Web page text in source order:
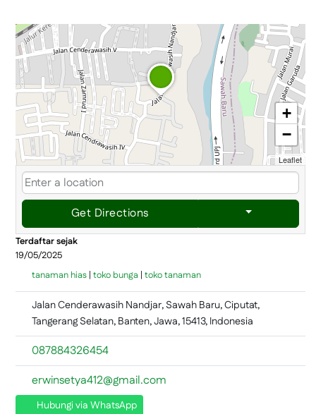
+
−
Leaflet
Get Directions
Terdaftar sejak
19/05/2025
tanaman hias |toko bunga |toko tanaman
Jalan Cenderawasih Nandjar, Sawah Baru, Ciputat,
Tangerang Selatan, Banten, Jawa, 15413, Indonesia
087884326454
erwinsetya412@gmail.com
Hubungi via WhatsApp